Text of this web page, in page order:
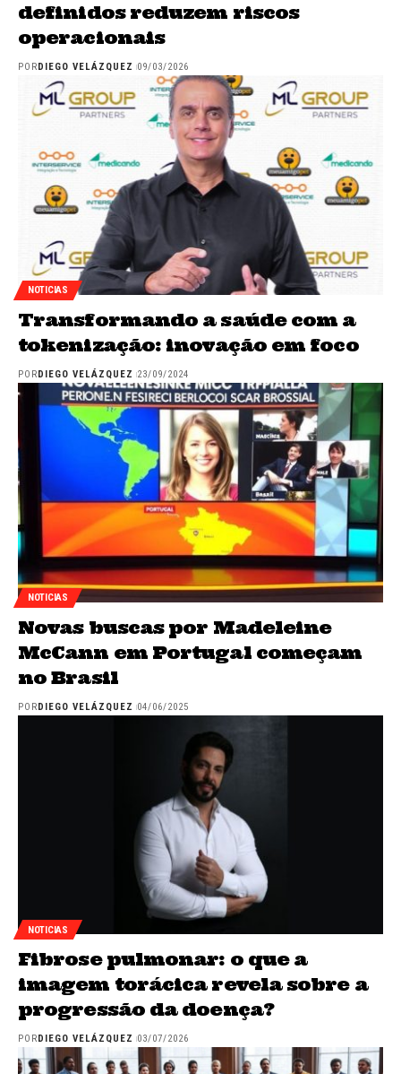
definidos reduzem riscos
operacionais
POR DIEGO VELÁZQUEZ 09/03/2026
NOTICIAS
Transformando a saúde com a
tokenização: inovação em foco
PORDIEGO VELÁZQUEZ 23/09/2024
NOTICIAS
Novas buscas por Madeleine
McCann em Portugal começam
no Brasil
PORDIEGO VELÁZQUEZ 04/06/2025
NOTICIAS
Fibrose pulmonar: o que a
imagem torácica revela sobre a
progressão da doença?
POR DIEGO VELÁZQUEZ 03/07/2026